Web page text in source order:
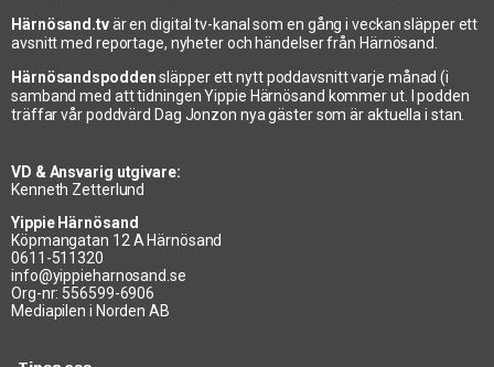
Härnösand.tvär en digital tv-kanal som en gång i veckan släpper ett
avsnitt med reportage, nyheter och händelser från Härnösand.
Härnösandspoddensläpper ett nytt poddavsnitt varje månad (i
samband med att tidningen Yippie Härnösand kommer ut. I podden
träffar vår poddvärd Dag Jonzon nya gäster som är aktuella i stan.
VD & Ansvarig utgivare:
Kenneth Zetterlund
Yippie Härnösand
Köpmangatan 12 A Härnösand
0611-511320
info@yippieharnosand.se
Org-nr: 556599-6906
Mediapilen i Norden AB